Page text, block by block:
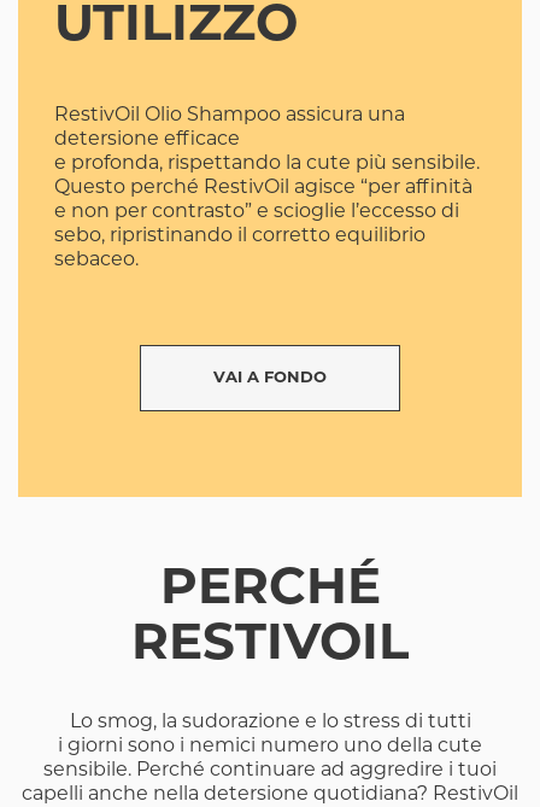
UTILIZZO
RestivOil Olio Shampoo assicura una
detersione efficace
e profonda, rispettando la cute più sensibile.
Questo perché RestivOil agisce “per affinità
e non per contrasto” e scioglie l’eccesso di
sebo, ripristinando il corretto equilibrio
sebaceo.
VAI A FONDO
PERCHÉ
RESTIVOIL
Lo smog, la sudorazione e lo stress di tutti
i giorni sono i nemici numero uno della cute
sensibile. Perché continuare ad aggredire i tuoi
capelli anche nella detersione quotidiana? RestivOil